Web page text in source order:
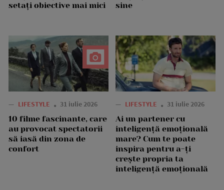
setați obiective mai mici
sine
— LIFESTYLE 31 iulie 2026
10 filme fascinante, care
au provocat spectatorii
să iasă din zona de
confort
— LIFESTYLE 31 iulie 2026
Ai un partener cu
inteligență emoțională
mare? Cum te poate
inspira pentru a-ți
crește propria ta
inteligență emoțională